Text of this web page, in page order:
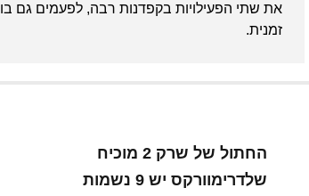
את שתי הפעילויות בקפדנות רבה, לפעמים גם בו
זמנית.
החתול של שרק 2 מוכיח
שלדרימוורקס יש 9 נשמות